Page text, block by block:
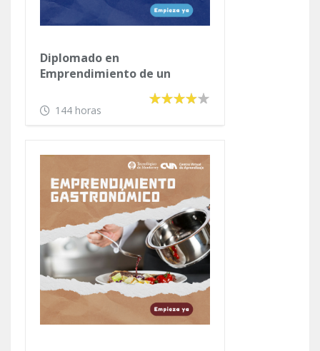
Diplomado en
Emprendimiento de un
144 horas